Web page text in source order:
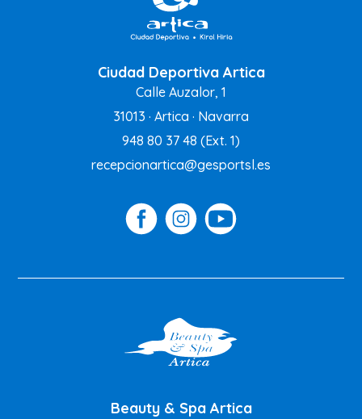
Ciudad Deportiva Artica
Calle Auzalor, 1
31013 · Artica · Navarra
948 80 37 48 (Ext. 1)
recepcionartica@gesportsl.es
Beauty & Spa Artica